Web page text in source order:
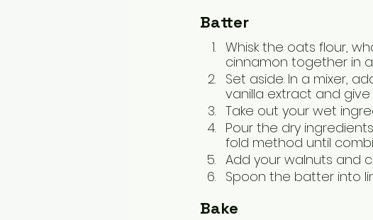
Batter
Whisk the oats flour,
cinnamon together in
Set aside. In a mixer,
vanilla extract and
Take out your wet
Pour the dry
fold method until
Add your walnuts and
Spoon the batter into
Bake